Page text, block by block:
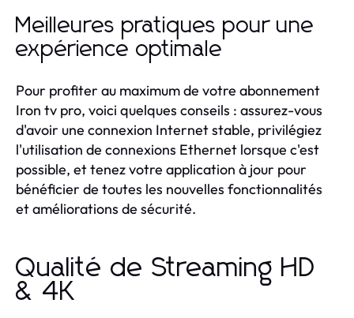
Meilleures pratiques pour une
expérience optimale
Pour profiter au maximum de votre abonnement
Iron tv pro, voici quelques conseils : assurez-vous
d'avoir une connexion Internet stable, privilégiez
l'utilisation de connexions Ethernet lorsque c'est
possible, et tenez votre application à jour pour
bénéficier de toutes les nouvelles fonctionnalités
et améliorations de sécurité.
Qualité de Streaming HD
& 4K